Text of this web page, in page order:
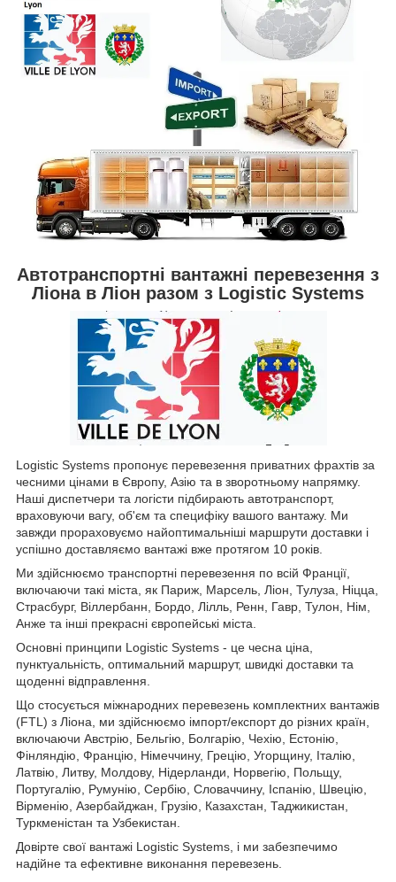
Автотранспортні вантажні перевезення з
Ліона в Ліон разом з Logistic Systems
Logistic Systems пропонує перевезення приватних фрахтів за
чесними цінами в Європу, Азію та в зворотньому напрямку.
Наші диспетчери та логісти підбирають автотранспорт,
враховуючи вагу, об'єм та специфіку вашого вантажу. Ми
завжди прораховуємо найоптимальніші маршрути доставки і
успішно доставляємо вантажі вже протягом 10 років.
Ми здійснюємо транспортні перевезення по всій Франції,
включаючи такі міста, як Париж, Марсель, Ліон, Тулуза, Ніцца,
Страсбург, Віллербанн, Бордо, Лілль, Ренн, Гавр, Тулон, Нім,
Анже та інші прекрасні європейські міста.
Основні принципи Logistic Systems - це чесна ціна,
пунктуальність, оптимальний маршрут, швидкі доставки та
щоденні відправлення.
Що стосується міжнародних перевезень комплектних вантажів
(FTL) з Ліона, ми здійснюємо імпорт/експорт до різних країн,
включаючи Австрію, Бельгію, Болгарію, Чехію, Естонію,
Фінляндію, Францію, Німеччину, Грецію, Угорщину, Італію,
Латвію, Литву, Молдову, Нідерланди, Норвегію, Польщу,
Португалію, Румунію, Сербію, Словаччину, Іспанію, Швецію,
Вірменію, Азербайджан, Грузію, Казахстан, Таджикистан,
Туркменістан та Узбекистан.
Довірте свої вантажі Logistic Systems, і ми забезпечимо
надійне та ефективне виконання перевезень.